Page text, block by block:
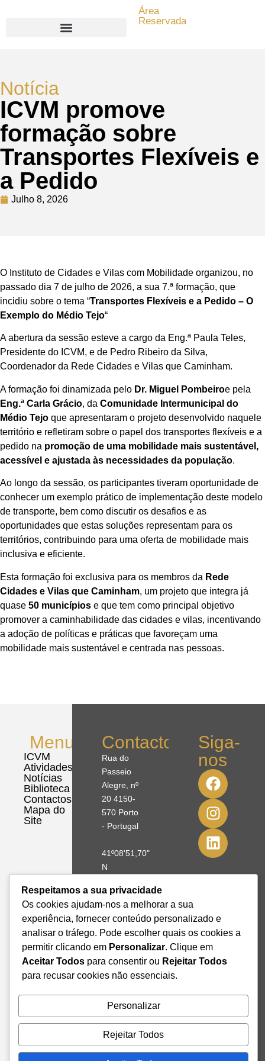
Área
Reservada
Notícia
ICVM promove
formação sobre
Transportes Flexíveis e
a Pedido
Julho 8, 2026
O Instituto de Cidades e Vilas com Mobilidade organizou, no
passado dia 7 de julho de 2026, a sua 7.ª formação, que
incidiu sobre o tema “Transportes Flexíveis e a Pedido – O
Exemplo do Médio Tejo“
A abertura da sessão esteve a cargo da Eng.ª Paula Teles,
Presidente do ICVM, e de Pedro Ribeiro da Silva,
Coordenador da Rede Cidades e Vilas que Caminham.
A formação foi dinamizada pelo Dr. Miguel Pombeiroe pela
Eng.ª Carla Grácio, da Comunidade Intermunicipal do
Médio Tejo que apresentaram o projeto desenvolvido naquele
território e refletiram sobre o papel dos transportes flexíveis e a
pedido na promoção de uma mobilidade mais sustentável,
acessível e ajustada às necessidades da população.
Ao longo da sessão, os participantes tiveram oportunidade de
conhecer um exemplo prático de implementação deste modelo
de transporte, bem como discutir os desafios e as
oportunidades que estas soluções representam para os
territórios, contribuindo para uma oferta de mobilidade mais
inclusiva e eficiente.
Esta formação foi exclusiva para os membros da Rede
Cidades e Vilas que Caminham, um projeto que integra já
quase 50 municípios e que tem como principal objetivo
promover a caminhabilidade das cidades e vilas, incentivando
a adoção de políticas e práticas que favoreçam uma
mobilidade mais sustentável e centrada nas pessoas.
Menu
ICVM
Atividades
Notícias
Biblioteca
Contactos
Mapa do
Site
Contactos
Rua do
Passeio
Alegre, nº
20 4150-
570 Porto
- Portugal
41º08'51,70"
N
W
+351 228
328 115
geral@institutodemobilidade.org
Subscreva
Newsletter
Send
Siga-
nos
Respeitamos a sua privacidade
Os cookies ajudam-nos a melhorar a sua
experiência, fornecer conteúdo personalizado e
analisar o tráfego. Pode escolher quais os cookies a
permitir clicando em Personalizar. Clique em
Aceitar Todos para consentir ou Rejeitar Todos
para recusar cookies não essenciais.
Personalizar
Rejeitar Todos